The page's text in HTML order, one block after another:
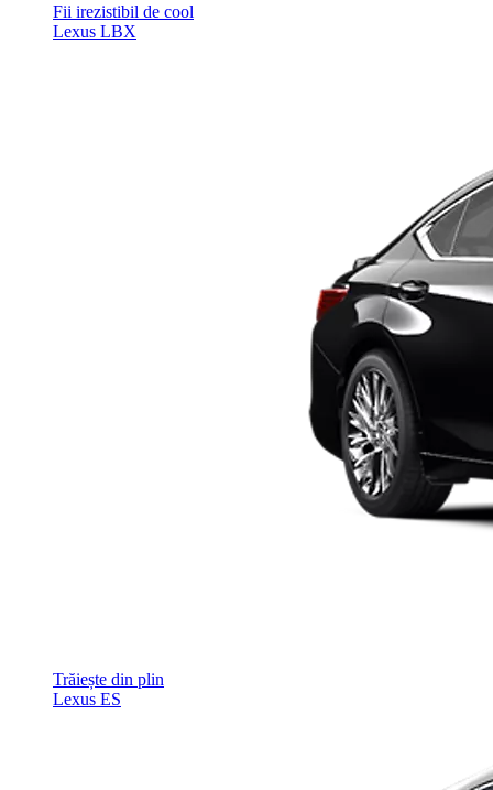
Fii irezistibil de cool
Lexus LBX
Trăiește din plin
Lexus ES